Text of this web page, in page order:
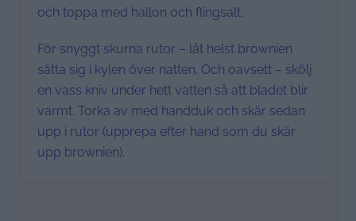
och toppa med hallon och flingsalt.
För snyggt skurna rutor – låt helst brownien
sätta sig i kylen över natten. Och oavsett – skölj
en vass kniv under hett vatten så att bladet blir
varmt. Torka av med handduk och skär sedan
upp i rutor (upprepa efter hand som du skär
upp brownien).